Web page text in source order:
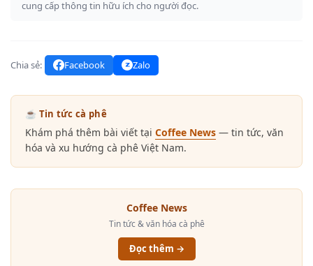
cung cấp thông tin hữu ích cho người đọc.
Chia sẻ: Facebook Zalo
☕ Tin tức cà phê
Khám phá thêm bài viết tại Coffee News — tin tức, văn
hóa và xu hướng cà phê Việt Nam.
Coffee News
Tin tức & văn hóa cà phê
Đọc thêm →